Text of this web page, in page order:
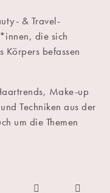
& Travel-
die sich
befassen
Make-up
Techniken aus der
um die Themen